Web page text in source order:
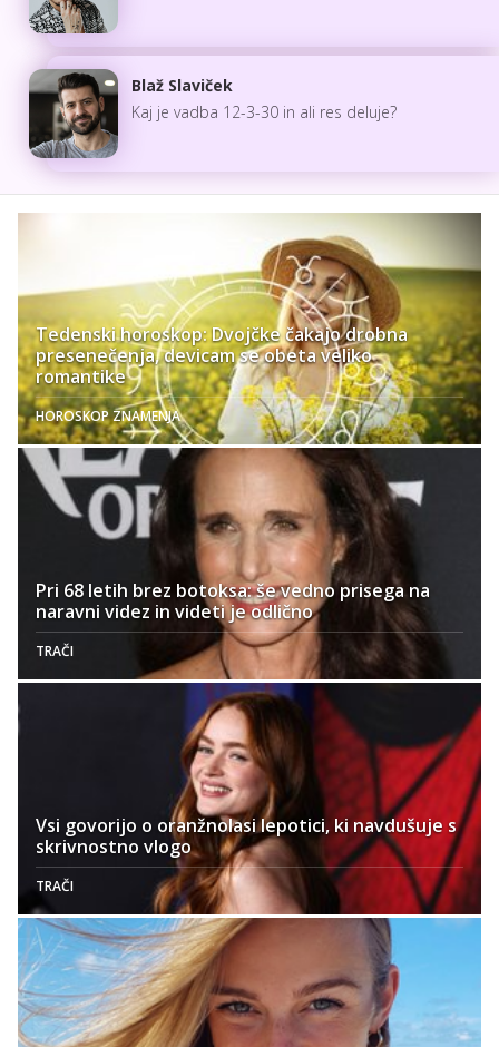
Blaž Slaviček
Kaj je vadba 12-3-30 in ali res deluje?
Tedenski horoskop: Dvojčke čakajo drobna
presenečenja, devicam se obeta veliko
romantike
HOROSKOP ZNAMENJA
Pri 68 letih brez botoksa: še vedno prisega na
naravni videz in videti je odlično
TRAČI
Vsi govorijo o oranžnolasi lepotici, ki navdušuje s
skrivnostno vlogo
TRAČI